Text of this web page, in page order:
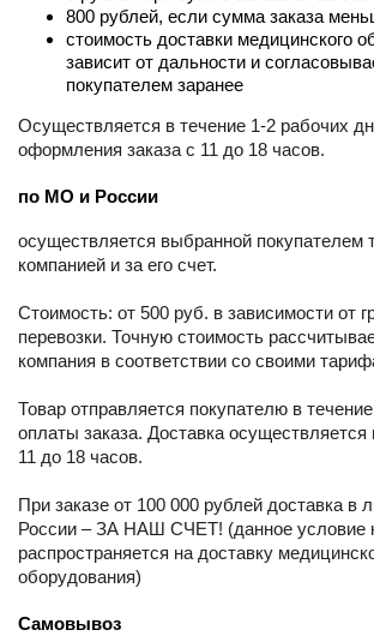
800 рублей, если сумма заказа
стоимость доставки медицинского
зависит от дальности и
покупателем заранее
Осуществляется в течение 1-2 рабочих
оформления заказа с 11 до 18 часов.
по МО и России
осуществляется выбранной покупателем
компанией и за его счет.
Стоимость: от 500 руб. в зависимости от
перевозки. Точную стоимость
компания в соответствии со своими
Товар отправляется покупателю в
оплаты заказа. Доставка осуществляется
11 до 18 часов.
При заказе от 100 000 рублей доставка в
России – ЗА НАШ СЧЕТ! (данное условие
распространяется на доставку
оборудования)
Самовывоз